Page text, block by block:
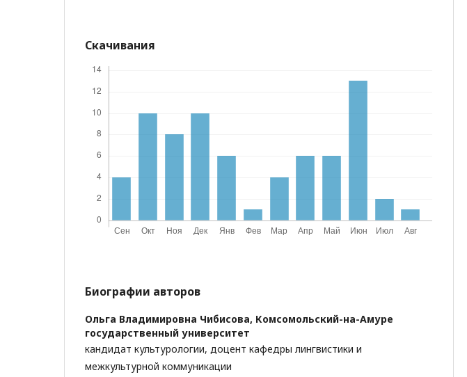
Скачивания
Биографии авторов
Ольга Владимировна Чибисова, Комсомольский-на-Амуре
государственный университет
кандидат культурологии, доцент кафедры лингвистики и
межкультурной коммуникации